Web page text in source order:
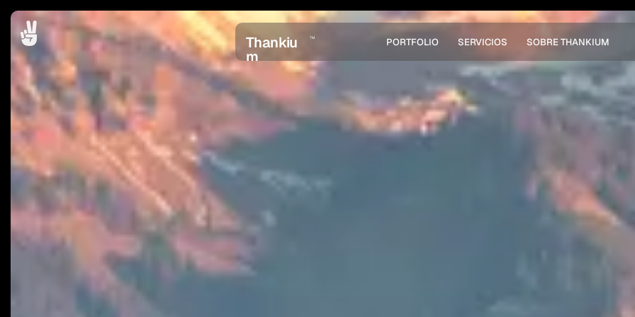
Thankiu
m
TM PORTFOLIO SERVICIOS SOBRE THANKIUM